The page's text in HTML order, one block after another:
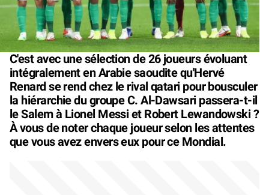
C'est avec une sélection de 26 joueurs évoluant
intégralement en Arabie saoudite qu'Hervé
Renard se rend chez le rival qatari pour bousculer
la hiérarchie du groupe C. Al-Dawsari passera-t-il
le Salem à Lionel Messi et Robert Lewandowski ?
À vous de noter chaque joueur selon les attentes
que vous avez envers eux pour ce Mondial.